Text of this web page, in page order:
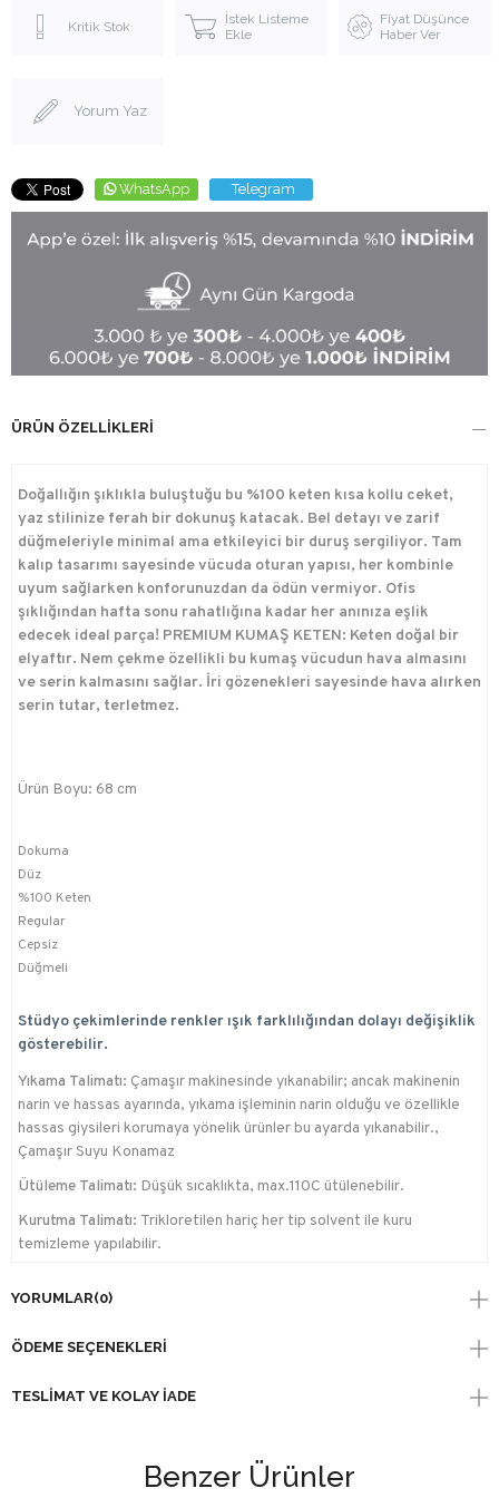
Kritik Stok
İstek Listeme
Ekle
Fiyat Düşünce
Haber Ver
Yorum Yaz
WhatsApp Telegram
ÜRÜN ÖZELLIKLERI
Doğallığın şıklıkla buluştuğu bu %100 keten kısa kollu ceket,
yaz stilinize ferah bir dokunuş katacak. Bel detayı ve zarif
düğmeleriyle minimal ama etkileyici bir duruş sergiliyor. Tam
kalıp tasarımı sayesinde vücuda oturan yapısı, her kombinle
uyum sağlarken konforunuzdan da ödün vermiyor. Ofis
şıklığından hafta sonu rahatlığına kadar her anınıza eşlik
edecek ideal parça! PREMIUM KUMAŞ KETEN: Keten doğal bir
elyaftır. Nem çekme özellikli bu kumaş vücudun hava almasını
ve serin kalmasını sağlar. İri gözenekleri sayesinde hava alırken
serin tutar, terletmez.
Ürün Boyu: 68 cm
Dokuma
Düz
%100 Keten
Regular
Cepsiz
Düğmeli
Stüdyo çekimlerinde renkler ışık farklılığından dolayı değişiklik
gösterebilir.
Yıkama Talimatı: Çamaşır makinesinde yıkanabilir; ancak makinenin
narin ve hassas ayarında, yıkama işleminin narin olduğu ve özellikle
hassas giysileri korumaya yönelik ürünler bu ayarda yıkanabilir.,
Çamaşır Suyu Konamaz
Ütüleme Talimatı: Düşük sıcaklıkta, max.110C ütülenebilir.
Kurutma Talimatı: Trikloretilen hariç her tip solvent ile kuru
temizleme yapılabilir.
YORUMLAR(0)
ÖDEME SEÇENEKLERI
TESLIMAT VE KOLAY İADE
Benzer Ürünler